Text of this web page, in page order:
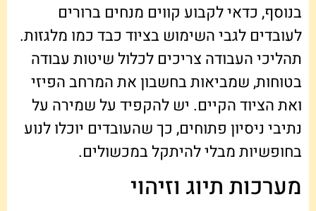
בנוסף, כדאי לקבוע קווים מנחים ברורים
לעובדים לגבי השימוש בציוד כבד כמו מלגזות.
תהליכי העבודה צריכים לכלול שיטות עבודה
בטוחות, שמביאות בחשבון את המרחב הפיזי
ואת הציוד הקיים. יש להקפיד על שמירה על
נתיבי ניסיון פתוחים, כך שהעובדים יוכלו לנוע
בחופשיות מבלי להיתקל במכשולים.
מערכות תיוג וזיהוי